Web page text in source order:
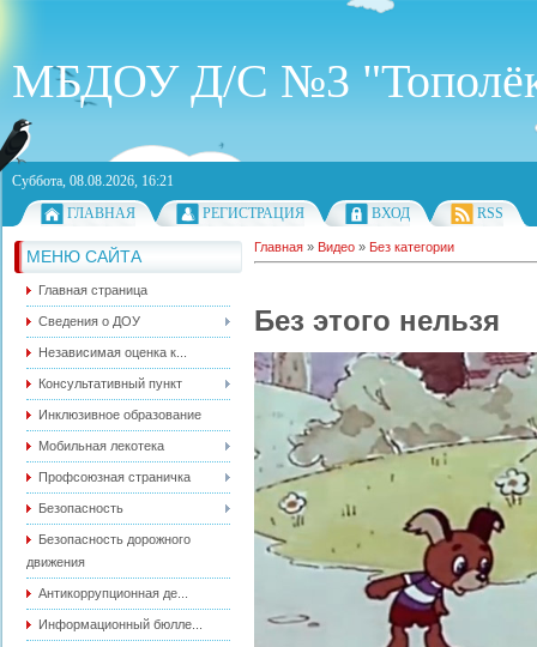
МБДОУ Д/С №3
Суббота, 08.08.2026, 16:21
ГЛАВНАЯ
РЕГИСТРАЦИЯ ВХОД RSS
МЕНЮ САЙТА
Главная страница
Сведения о ДОУ
Независимая оценка к...
Консультативный пункт
Инклюзивное образование
Мобильная лекотека
Профсоюзная страничка
Безопасность
Безопасность дорожного
движения
Антикоррупционная де...
Информационный бюлле...
Главная » Видео » Без категории
Без этого нельзя